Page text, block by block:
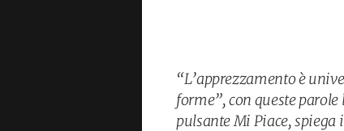
“L’apprezzamento è
forme”, con queste parole
pulsante Mi Piace,